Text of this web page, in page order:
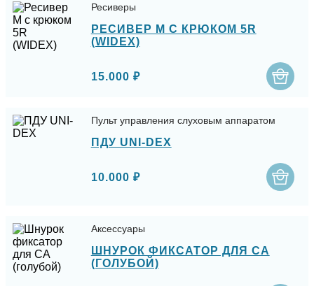
Ресиверы
РЕСИВЕР M С КРЮКОМ 5R
(WIDEX)
15.000 ₽
Пульт управления слуховым аппаратом
ПДУ UNI-DEX
10.000 ₽
Аксессуары
ШНУРОК ФИКСАТОР ДЛЯ СА
(ГОЛУБОЙ)